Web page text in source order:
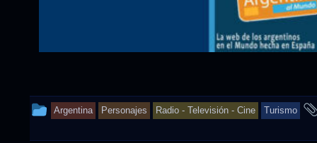
This
Argentina Personajes Radio - Televisión - Cine Turismo